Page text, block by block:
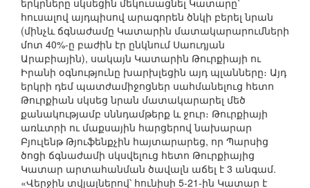
երկրները սկսեցին մեկուսացնել Կատարը՝
հուսալով այդպիսով արագորեն ծնկի բերել նրան
(մինչև ճգնաժամը Կատարին մատակարարումների
մոտ 40%-ը բաժին էր ընկնում Սաուդյան
Արաբիային), սակայն Կատարին Թուրքիայի ու
Իրանի օգնությունը խարխլեցին այդ պլանները։ Այդ
երկրի դեմ պատժամիջոցներ սահմանելուց հետո
Թուրքիան սկսեց նրան մատակարարել մեծ
քանակությամբ սննդամթերք և ջուր։ Թուրքիայի
առևտրի ու մաքսային հարցերով նախարար
Բյուլենթ Թյուֆենքչին հայտարարեց, որ Պարսից
ծոցի ճգնաժամի սկսվելուց հետո Թուրքիայից
Կատար արտահանման ծավալն աճել է 3 անգամ.
«Վերջին տվյալներով՝ հունիսի 5-21-ին Կատար է